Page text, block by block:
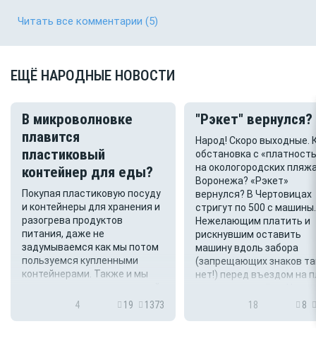
Читать все комментарии (5)
ЕЩЁ НАРОДНЫЕ НОВОСТИ
В микроволновке
плавится
пластиковый
контейнер для еды?
Покупая пластиковую посуду
и контейнеры для хранения и
разогрева продуктов
питания, даже не
задумываемся как мы потом
пользуемся купленными
контейнерами. Также и мы
контейнер, на дне которой
4 19 1373
"Рэкет" вернулся?
Народ! Скоро выходные.
обстановка с
на окологородских
Воронежа? «Рэкет»
вернулся? В Чертовицах
стригут по 500 с машины.
Нежелающим платить и
рискнувшим оставить
машину вдоль забора
(запрещающих знаков
нет!) перед въездом на
ни квитанц...18 8